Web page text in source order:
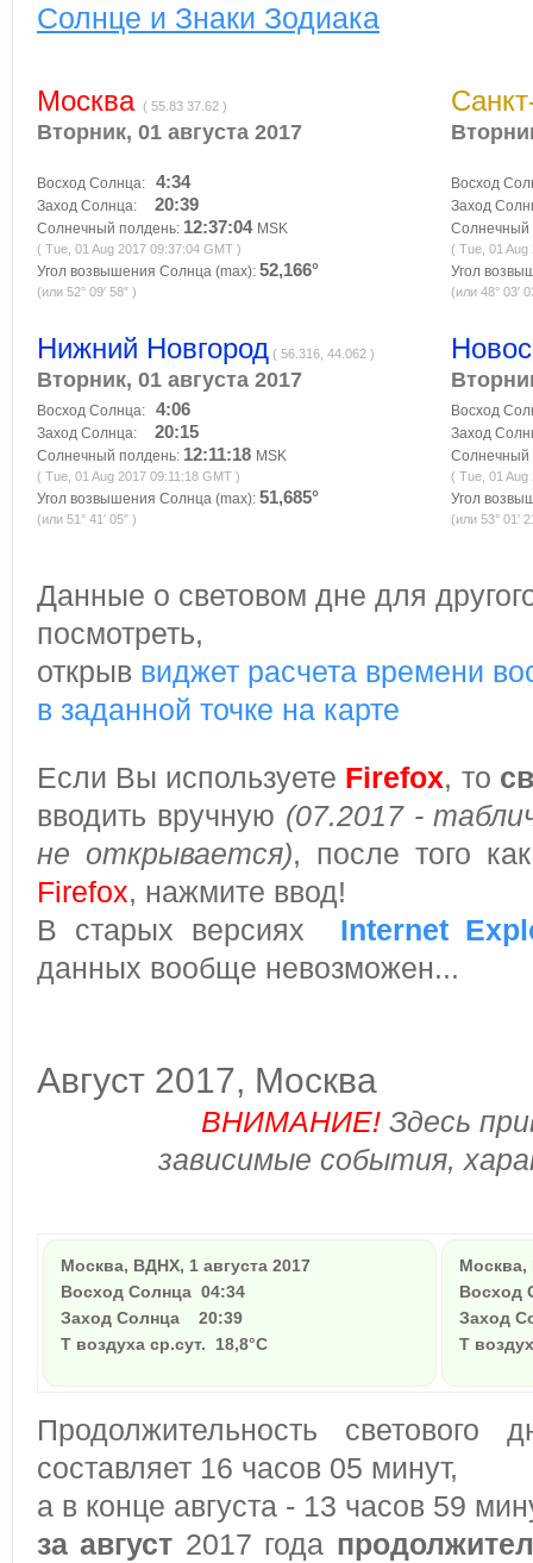
Солнце и Знаки Зодиака
Москва ( 55.83 37.62 )
Вторник, 01 августа 2017
Восход Солнца: 4:34
Заход Солнца: 20:39
Солнечный полдень: 12:37:04 MSK
( Tue, 01 Aug 2017 09:37:04 GMT )
Угол возвышения Солнца (max): 52,166°
(или 52° 09′ 58″ )
Восход
Заход
Солнечный
( Tue, 01
Угол
(или 48° 03′
Нижний Новгород ( 56.316, 44.062 )
Вторник, 01 августа 2017
Восход Солнца: 4:06
Заход Солнца: 20:15
Солнечный полдень: 12:11:18 MSK
( Tue, 01 Aug 2017 09:11:18 GMT )
Угол возвышения Солнца (max): 51,685°
(или 51° 41′ 05″ )
Восход
Заход
Солнечный
( Tue, 01
Угол
(или 53° 01′
Данные о световом дне для
посмотреть,
открыв виджет расчета времени
в заданной точке на карте
Если Вы используете Firefox, то
вводить вручную (07.2017 -
не открывается), после того
Firefox, нажмите ввод!
В старых версиях Internet
данных вообще невозможен...
Август 2017, Москва
ВНИМАНИЕ! Здесь
зависимые события,
Москва, ВДНХ, 1 августа 2017
Восход Солнца 04:34
Заход Солнца 20:39
Т воздуха ср.сут. 18,8°C
Москва,
Восход
Заход
Т
Продолжительность
составляет 16 часов 05 минут,
а в конце августа - 13 часов 59
за август 2017 года